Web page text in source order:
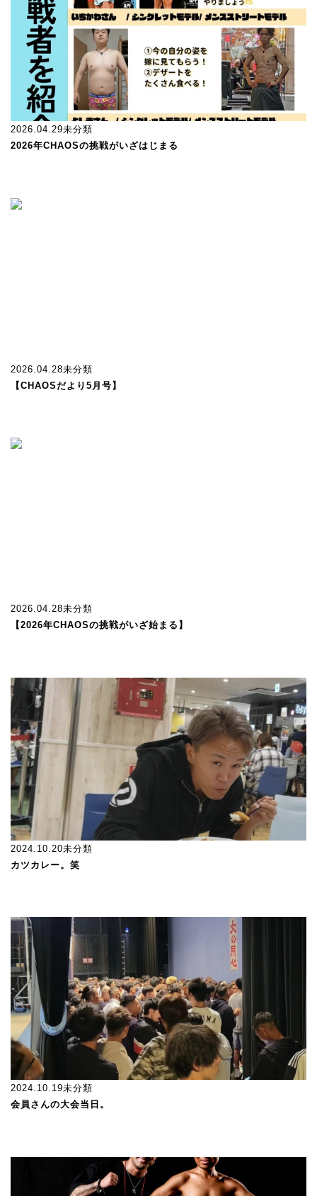
2026.04.29未分類
2026年CHAOSの挑戦がいざはじまる
2026.04.28未分類
【CHAOSだより5月号】
2026.04.28未分類
【2026年CHAOSの挑戦がいざ始まる】
2024.10.20未分類
カツカレー。笑
2024.10.19未分類
会員さんの大会当日。